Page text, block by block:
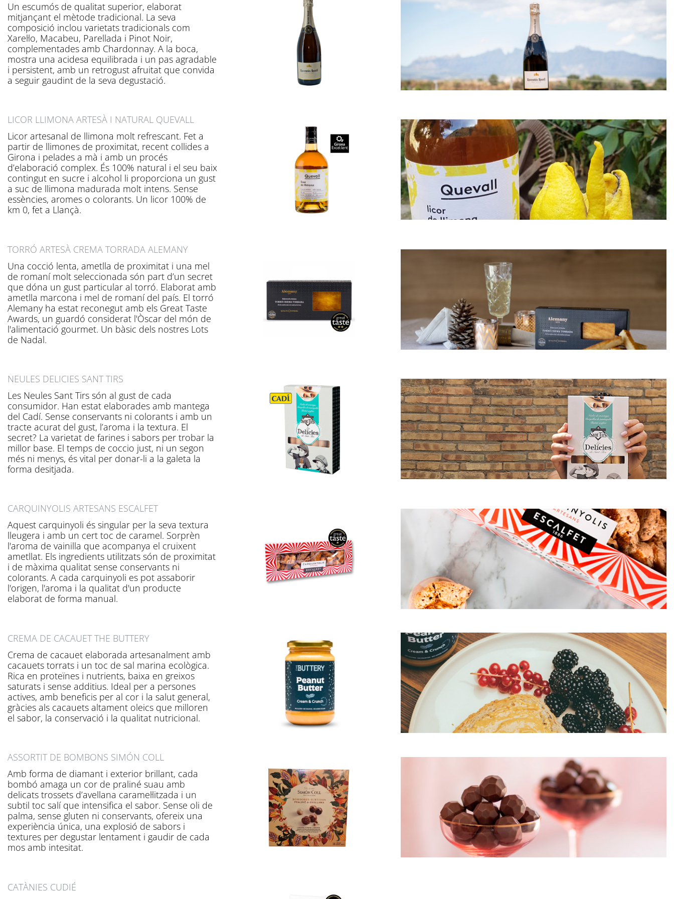
Un escumós de qualitat superior, elaborat
mitjançant el mètode tradicional. La seva
composició inclou varietats tradicionals com
Xarel·lo, Macabeu, Parellada i Pinot Noir,
complementades amb Chardonnay. A la boca,
mostra una acidesa equilibrada i un pas agradable
i persistent, amb un retrogust afruitat que convida
a seguir gaudint de la seva degustació.
LICOR LLIMONA ARTESÀ I NATURAL QUEVALL
Licor artesanal de llimona molt refrescant. Fet a
partir de llimones de proximitat, recent collides a
Girona i pelades a mà i amb un procés
d’elaboració complex. És 100% natural i el seu baix
contingut en sucre i alcohol li proporciona un gust
a suc de llimona madurada molt intens. Sense
essències, aromes o colorants. Un licor 100% de
km 0, fet a Llançà.
TORRÓ ARTESÀ CREMA TORRADA ALEMANY
Una cocció lenta, ametlla de proximitat i una mel
de romaní molt seleccionada són part d’un secret
que dóna un gust particular al torró. Elaborat amb
ametlla marcona i mel de romaní del país. El torró
Alemany ha estat reconegut amb els Great Taste
Awards, un guardó considerat l'Òscar del món de
l'alimentació gourmet. Un bàsic dels nostres Lots
de Nadal.
NEULES DELICIES SANT TIRS
Les Neules Sant Tirs són al gust de cada
consumidor. Han estat elaborades amb mantega
del Cadí. Sense conservants ni colorants i amb un
tracte acurat del gust, l’aroma i la textura. El
secret? La varietat de farines i sabors per trobar la
millor base. El temps de coccio just, ni un segon
més ni menys, és vital per donar-li a la galeta la
forma desitjada.
CARQUINYOLIS ARTESANS ESCALFET
Aquest carquinyoli és singular per la seva textura
lleugera i amb un cert toc de caramel. Sorprèn
l'aroma de vainilla que acompanya el cruixent
ametllat. Els ingredients utilitzats són de proximitat
i de màxima qualitat sense conservants ni
colorants. A cada carquinyoli es pot assaborir
l'origen, l'aroma i la qualitat d'un producte
elaborat de forma manual.
CREMA DE CACAUET THE BUTTERY
Crema de cacauet elaborada artesanalment amb
cacauets torrats i un toc de sal marina ecològica.
Rica en proteïnes i nutrients, baixa en greixos
saturats i sense additius. Ideal per a persones
actives, amb beneficis per al cor i la salut general,
gràcies als cacauets altament oleics que milloren
el sabor, la conservació i la qualitat nutricional.
ASSORTIT DE BOMBONS SIMÓN COLL
Amb forma de diamant i exterior brillant, cada
bombó amaga un cor de praliné suau amb
delicats trossets d’avellana caramel·litzada i un
subtil toc salí que intensifica el sabor. Sense oli de
palma, sense gluten ni conservants, ofereix una
experiència única, una explosió de sabors i
textures per degustar lentament i gaudir de cada
mos amb intesitat.
CATÀNIES CUDIÉ